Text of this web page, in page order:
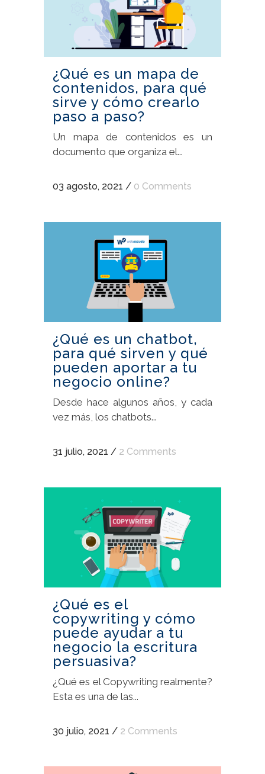
¿Qué es un mapa de
contenidos, para qué
sirve y cómo crearlo
paso a paso?
Un mapa de contenidos es un
documento que organiza el...
03 agosto, 2021 / 0 Comments
¿Qué es un chatbot,
para qué sirven y qué
pueden aportar a tu
negocio online?
Desde hace algunos años, y cada
vez más, los chatbots...
31 julio, 2021 / 2 Comments
¿Qué es el
copywriting y cómo
puede ayudar a tu
negocio la escritura
persuasiva?
¿Qué es el Copywriting realmente?
Esta es una de las...
30 julio, 2021 / 2 Comments